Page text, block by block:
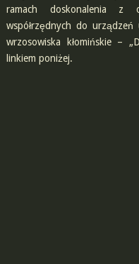
ramach doskonalenia z
współrzędnych do
wrzosowiska kłomińskie –
linkiem poniżej.